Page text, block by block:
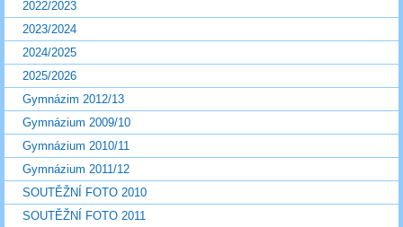
2022/2023
2023/2024
2024/2025
2025/2026
Gymnázim 2012/13
Gymnázium 2009/10
Gymnázium 2010/11
Gymnázium 2011/12
SOUTĚŽNÍ FOTO 2010
SOUTĚŽNÍ FOTO 2011